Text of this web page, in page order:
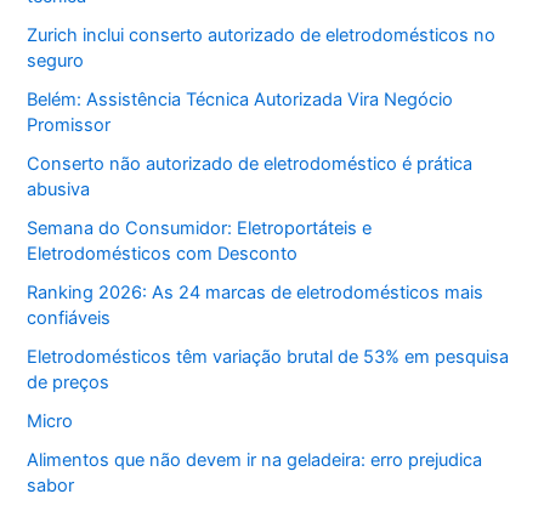
Zurich inclui conserto autorizado de eletrodomésticos no
seguro
Belém: Assistência Técnica Autorizada Vira Negócio
Promissor
Conserto não autorizado de eletrodoméstico é prática
abusiva
Semana do Consumidor: Eletroportáteis e
Eletrodomésticos com Desconto
Ranking 2026: As 24 marcas de eletrodomésticos mais
confiáveis
Eletrodomésticos têm variação brutal de 53% em pesquisa
de preços
Micro
Alimentos que não devem ir na geladeira: erro prejudica
sabor